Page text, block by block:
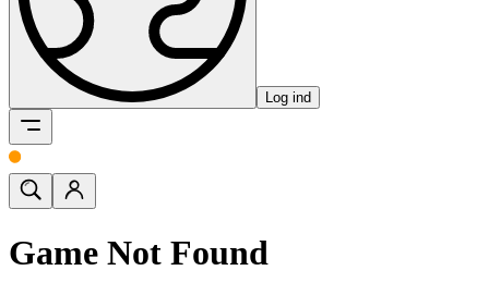
Log ind
Game Not Found